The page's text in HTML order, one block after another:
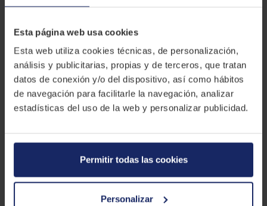
Esta página web usa cookies
Esta web utiliza cookies técnicas, de personalización,
análisis y publicitarias, propias y de terceros, que tratan
datos de conexión y/o del dispositivo, así como hábitos
de navegación para facilitarle la navegación, analizar
estadísticas del uso de la web y personalizar publicidad.
Permitir todas las cookies
Personalizar
CARACTERÍSTICAS TÉCNICAS
Marca
FALKEN
Modelo
SINCERA SN828
Estación
Verano